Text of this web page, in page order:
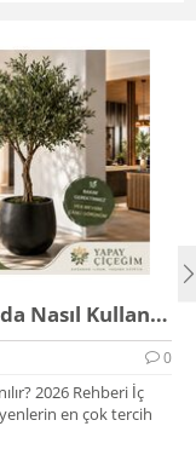
Yapay Zeytin Ağacı Dekorasyonda Nasıl Kullanılır? 2026 Rehberi
0
2026 Rehberi İç
en çok tercih